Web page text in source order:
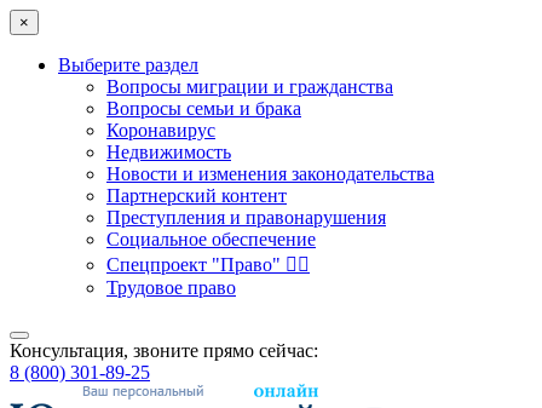
×
Выберите раздел
Вопросы миграции и гражданства
Вопросы семьи и брака
Коронавирус
Недвижимость
Новости и изменения законодательства
Партнерский контент
Преступления и правонарушения
Социальное обеспечение
Спецпроект "Право" 👮‍♂️
Трудовое право
Консультация, звоните прямо сейчас:
8 (800) 301-89-25